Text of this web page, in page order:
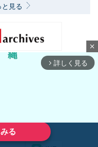
クルマも高価買取
る
見る
close
arrow_forward_ios 詳しく見る